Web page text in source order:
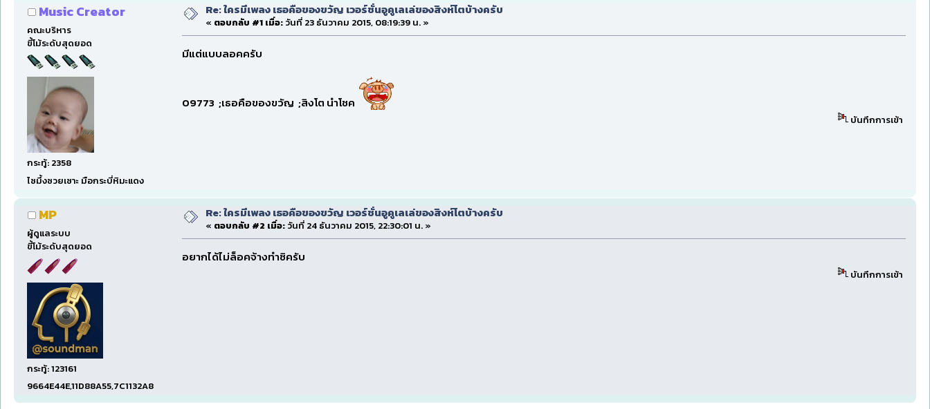
Music Creator
คณะบริหาร
ขี้โม้ระดับสุดยอด
กระทู้: 2358
ไซมึ้งซวยเซาะ มือกระบี่หิมะแดง
Re: ใครมีเพลง เธอคือของขวัญ เวอร์ชั่นอูคูเลเล่ของสิงห์โตบ้างครับ
« ตอบกลับ #1 เมื่อ:วันที่ 23 ธันวาคม 2015, 08:19:39 น. »
มีแต่แบบลอคครับ
09773 ;เธอคือของขวัญ ;สิงโต นำโชค
บันทึกการเข้า
MP
ผู้ดูแลระบบ
ขี้โม้ระดับสุดยอด
กระทู้: 123161
9664E44E,11D88A55,7C1132A8
Re: ใครมีเพลง เธอคือของขวัญ เวอร์ชั่นอูคูเลเล่ของสิงห์โตบ้างครับ
« ตอบกลับ #2 เมื่อ:วันที่ 24 ธันวาคม 2015, 22:30:01 น. »
อยากได้ไม่ล็อคจ้างทำซิครับ
บันทึกการเข้า